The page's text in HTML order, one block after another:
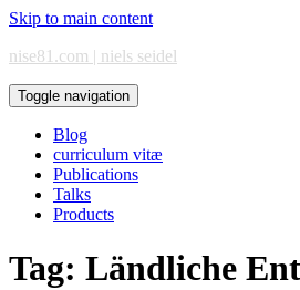
Skip to main content
nise81.com | niels seidel
Toggle navigation
Blog
curriculum vitæ
Publications
Talks
Products
Tag: Ländliche